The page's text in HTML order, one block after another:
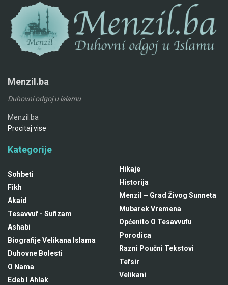
Menzil.ba
Duhovni odgoj u islamu
Menzil.ba
Procitaj vise
Kategorije
Sohbeti
Fikh
Akaid
Tesavvuf - Sufizam
Ashabi
Biografije Velikana Islama
Duhovne Bolesti
O Nama
Edeb I Ahlak
Hikaje
Historija
Menzil – Grad Živog Sunneta
Mubarek Vremena
Općenito O Tesavvufu
Porodica
Razni Poučni Tekstovi
Tefsir
Velikani